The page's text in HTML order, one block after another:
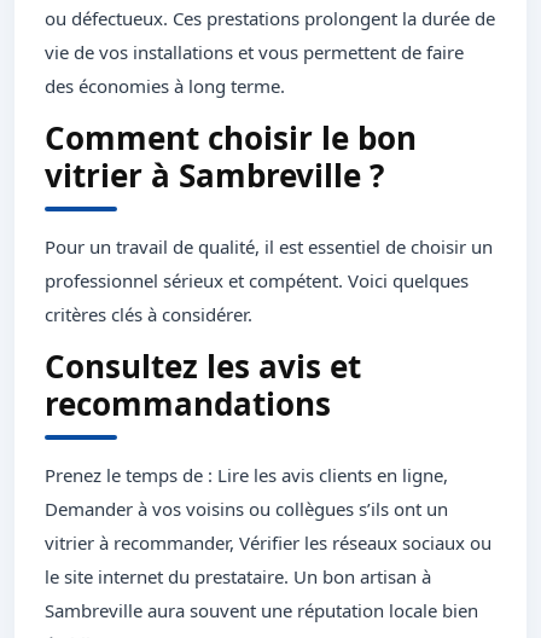
ou défectueux. Ces prestations prolongent la durée de
vie de vos installations et vous permettent de faire
des économies à long terme.
Comment choisir le bon
vitrier à Sambreville ?
Pour un travail de qualité, il est essentiel de choisir un
professionnel sérieux et compétent. Voici quelques
critères clés à considérer.
Consultez les avis et
recommandations
Prenez le temps de : Lire les avis clients en ligne,
Demander à vos voisins ou collègues s’ils ont un
vitrier à recommander, Vérifier les réseaux sociaux ou
le site internet du prestataire. Un bon artisan à
Sambreville aura souvent une réputation locale bien